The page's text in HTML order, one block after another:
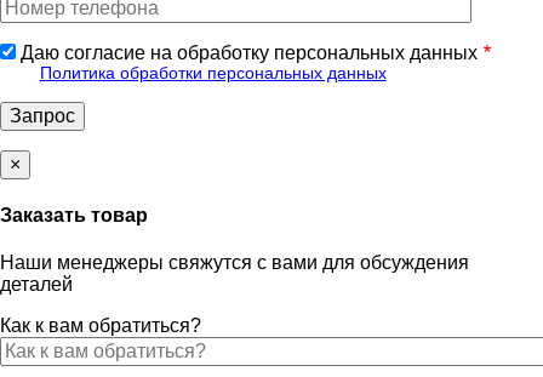
Даю согласие на обработку персональных данных
Политика обработки персональных данных
×
Заказать товар
Наши менеджеры свяжутся с вами для обсуждения
деталей
Как к вам обратиться?